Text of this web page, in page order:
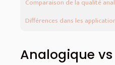
Comparaison de la qualité
Différences dans les
Analogique